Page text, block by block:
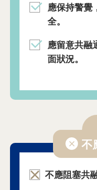
應保持警覺
全。
應留意共融
面狀況。
不
不應阻塞共